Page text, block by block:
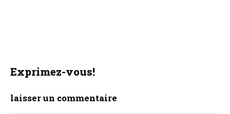
Exprimez-vous!
laisser un commentaire